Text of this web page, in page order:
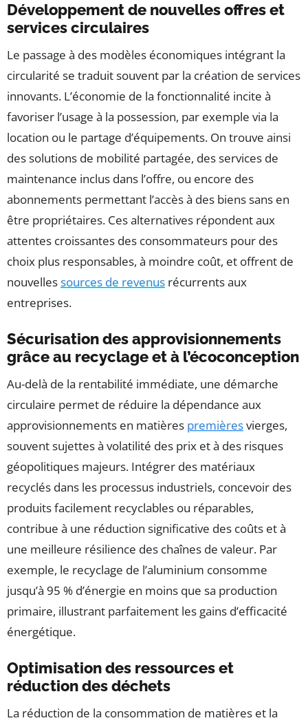
Développement de nouvelles offres et
services circulaires
Le passage à des modèles économiques intégrant la
circularité se traduit souvent par la création de services
innovants. L’économie de la fonctionnalité incite à
favoriser l’usage à la possession, par exemple via la
location ou le partage d’équipements. On trouve ainsi
des solutions de mobilité partagée, des services de
maintenance inclus dans l’offre, ou encore des
abonnements permettant l’accès à des biens sans en
être propriétaires. Ces alternatives répondent aux
attentes croissantes des consommateurs pour des
choix plus responsables, à moindre coût, et offrent de
nouvellessources de revenus récurrents aux
entreprises.
Sécurisation des approvisionnements
grâce au recyclage et à l’écoconception
Au-delà de la rentabilité immédiate, une démarche
circulaire permet de réduire la dépendance aux
approvisionnements en matières premièresvierges,
souvent sujettes à volatilité des prix et à des risques
géopolitiques majeurs. Intégrer des matériaux
recyclés dans les processus industriels, concevoir des
produits facilement recyclables ou réparables,
contribue à une réduction significative des coûts et à
une meilleure résilience des chaînes de valeur. Par
exemple, le recyclage de l’aluminium consomme
jusqu’à 95 % d’énergie en moins que sa production
primaire, illustrant parfaitement les gains d’efficacité
énergétique.
Optimisation des ressources et
réduction des déchets
La réduction de la consommation de matières et la